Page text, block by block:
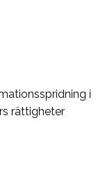
i
rättigheter